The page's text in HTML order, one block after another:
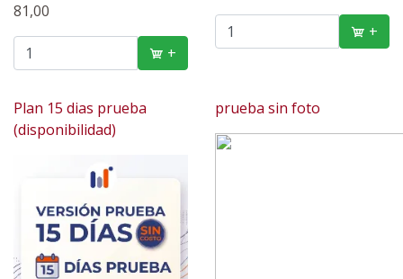
81,00
+
+
Plan 15 dias prueba
(disponibilidad)
prueba sin foto